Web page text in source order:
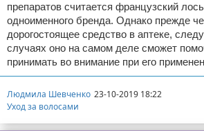
препаратов считается французский
одноименного бренда. Однако прежде
дорогостоящее средство в аптеке,
случаях оно на самом деле сможет
принимать во внимание при его
Людмила Шевченко 23-10-2019 18:22
Уход за волосами